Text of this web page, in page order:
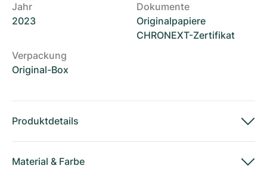
Jahr
2023
Dokumente
Originalpapiere
CHRONEXT-Zertifikat
Verpackung
Original-Box
Produktdetails
Material & Farbe